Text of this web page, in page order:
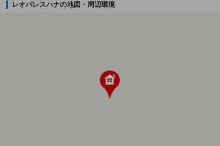
レオパレスハナの地図・周辺環境